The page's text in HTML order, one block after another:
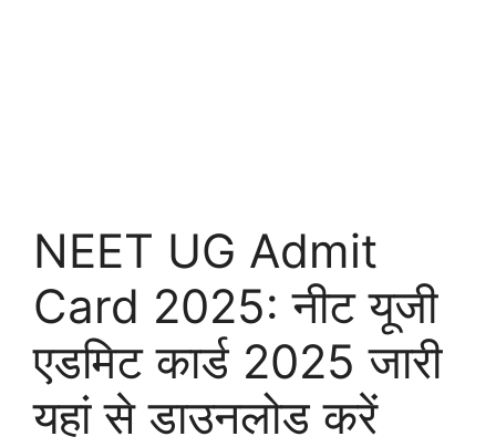
NEET UG Admit
Card 2025: नीट यूजी
एडमिट कार्ड 2025 जारी
यहां से डाउनलोड करें